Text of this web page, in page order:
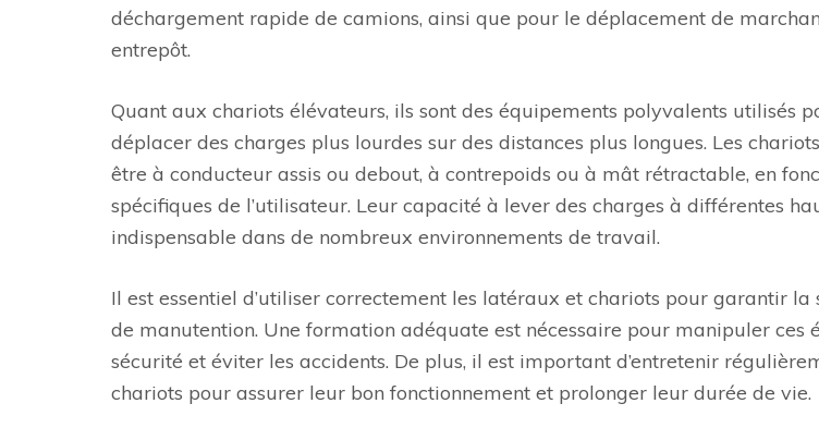
déchargement rapide de camions, ainsi que pour le déplacement de
entrepôt.
Quant aux chariots élévateurs, ils sont des équipements polyvalents utilisés
déplacer des charges plus lourdes sur des distances plus longues. Les
être à conducteur assis ou debout, à contrepoids ou à mât rétractable, en
spécifiques de l’utilisateur. Leur capacité à lever des charges à différentes
indispensable dans de nombreux environnements de travail.
Il est essentiel d’utiliser correctement les latéraux et chariots pour garantir la
de manutention. Une formation adéquate est nécessaire pour manipuler ces
sécurité et éviter les accidents. De plus, il est important d’entretenir
chariots pour assurer leur bon fonctionnement et prolonger leur durée de vie.